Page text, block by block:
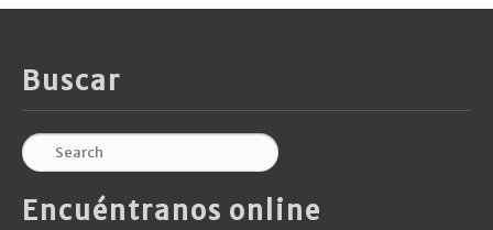
Buscar
Encuéntranos online